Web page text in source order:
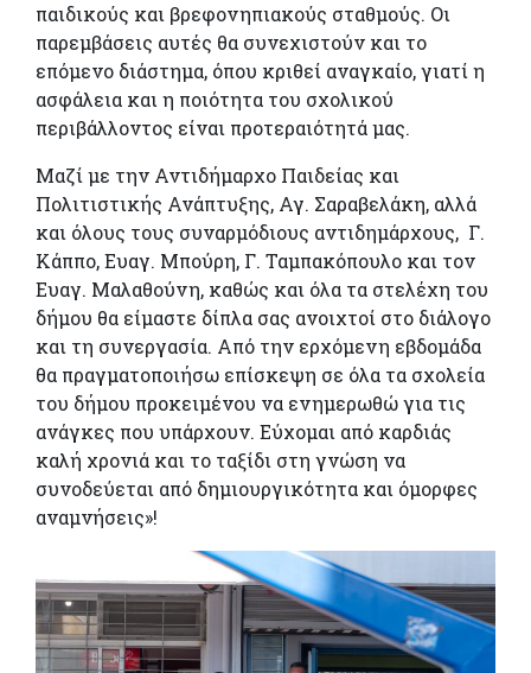
παιδικούς και βρεφονηπιακούς σταθμούς. Οι
παρεμβάσεις αυτές θα συνεχιστούν και το
επόμενο διάστημα, όπου κριθεί αναγκαίο, γιατί η
ασφάλεια και η ποιότητα του σχολικού
περιβάλλοντος είναι προτεραιότητά μας.
Μαζί με την Αντιδήμαρχο Παιδείας και
Πολιτιστικής Ανάπτυξης, Αγ. Σαραβελάκη, αλλά
και όλους τους συναρμόδιους αντιδημάρχους, Γ.
Κάππο, Ευαγ. Μπούρη, Γ. Ταμπακόπουλο και τον
Ευαγ. Μαλαθούνη, καθώς και όλα τα στελέχη του
δήμου θα είμαστε δίπλα σας ανοιχτοί στο διάλογο
και τη συνεργασία. Από την ερχόμενη εβδομάδα
θα πραγματοποιήσω επίσκεψη σε όλα τα σχολεία
του δήμου προκειμένου να ενημερωθώ για τις
ανάγκες που υπάρχουν. Εύχομαι από καρδιάς
καλή χρονιά και το ταξίδι στη γνώση να
συνοδεύεται από δημιουργικότητα και όμορφες
αναμνήσεις»!